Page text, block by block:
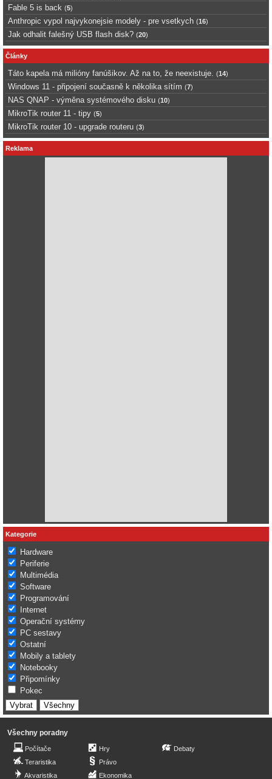
Fable 5 is back (5)
Anthropic vypol najvykonejsie modely - pre vsetkych (16)
Jak odhalit falešný USB flash disk? (20)
Články
Táto kapela má milióny fanúšikov. Až na to, že neexistuje. (14)
Windows 11 - připojení současně k několika sítím (7)
NAS QNAP - výměna systémového disku (10)
MikroTik router 11 - tipy (5)
MikroTik router 10 - upgrade routeru (3)
Reklama
Kategorie
Hardware
Periferie
Multimédia
Software
Programování
Internet
Operační systémy
PC sestavy
Ostatní
Mobily a tablety
Notebooky
Připomínky
Pokec
Všechny poradny
Počítače
Teraristika
Akvaristika
Hry
Právo
Ekonomika
Debaty